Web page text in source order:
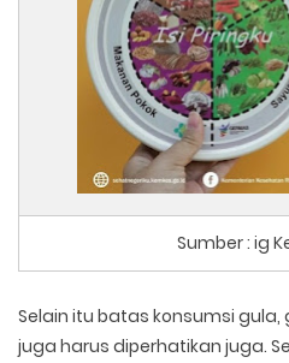
Sumber : ig
Selain itu batas konsumsi gula,
juga harus diperhatikan juga.